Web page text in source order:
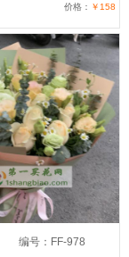
价格： ￥158
编号：FF-978